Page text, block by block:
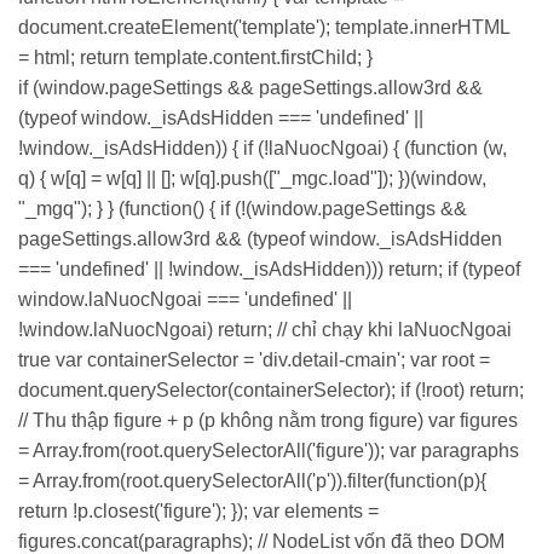
document.createElement('template'); template.innerHTML
= html; return template.content.firstChild; }
if (window.pageSettings && pageSettings.allow3rd &&
(typeof window._isAdsHidden === 'undefined' ||
!window._isAdsHidden)) { if (!laNuocNgoai) { (function (w,
q) { w[q] = w[q] || []; w[q].push(["_mgc.load"]); })(window,
"_mgq"); } } (function() { if (!(window.pageSettings &&
pageSettings.allow3rd && (typeof window._isAdsHidden
=== 'undefined' || !window._isAdsHidden))) return; if (typeof
window.laNuocNgoai === 'undefined' ||
!window.laNuocNgoai) return; // chỉ chạy khi laNuocNgoai
true var containerSelector = 'div.detail-cmain'; var root =
document.querySelector(containerSelector); if (!root) return;
// Thu thập figure + p (p không nằm trong figure) var figures
= Array.from(root.querySelectorAll('figure')); var paragraphs
= Array.from(root.querySelectorAll('p')).filter(function(p){
return !p.closest('figure'); }); var elements =
figures.concat(paragraphs); // NodeList vốn đã theo DOM